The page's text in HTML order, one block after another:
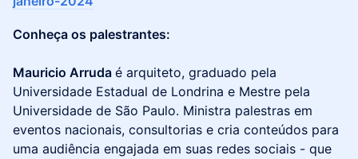
Conheça os palestrantes:
Mauricio Arruda é arquiteto, graduado pela
Universidade Estadual de Londrina e Mestre pela
Universidade de São Paulo. Ministra palestras em
eventos nacionais, consultorias e cria conteúdos para
uma audiência engajada em suas redes sociais - que